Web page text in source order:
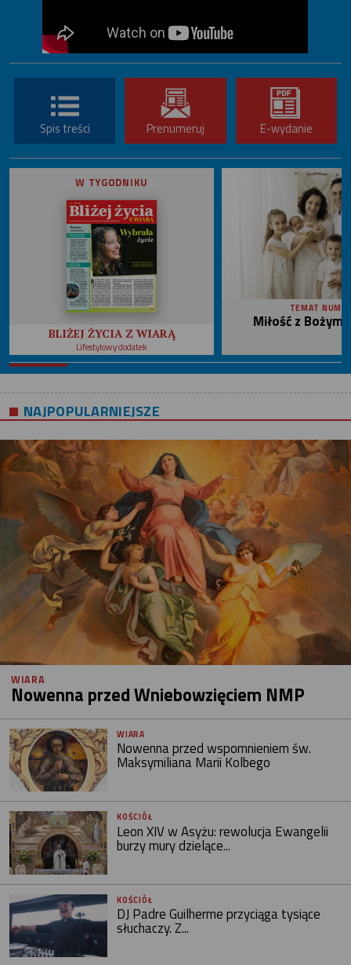
Spis treści Prenumeruj E-wydanie
W TYGODNIKU
BLIŻEJ ŻYCIA Z WIARĄ
Lifestylowy dodatek
TEMAT
Miłość z
NAJPOPULARNIEJSZE
WIARA
Nowenna przed Wniebowzięciem NMP
WIARA
Nowenna przed wspomnieniem św.
Maksymiliana Marii Kolbego
KOŚCIÓŁ
Leon XIV w Asyżu: rewolucja Ewangelii
burzy mury dzielące...
KOŚCIÓŁ
DJ Padre Guilherme przyciąga tysiące
słuchaczy. Z...